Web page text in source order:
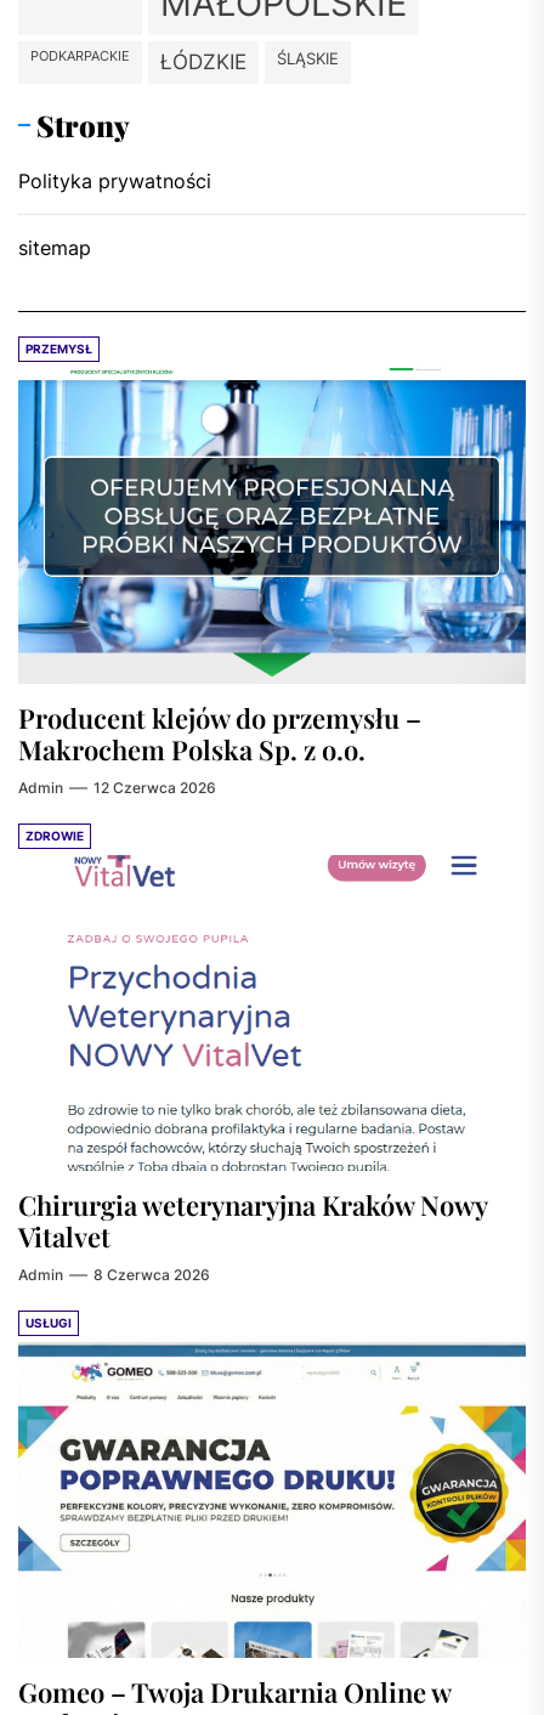
PODKARPACKIE ŁÓDZKIE ŚLĄSKIE
Strony
Polityka prywatności
sitemap
PRZEMYSŁ
Producent klejów do przemysłu –
Makrochem Polska Sp. z o.o.
Admin 12 Czerwca 2026
ZDROWIE
Chirurgia weterynaryjna Kraków Nowy
Vitalvet
Admin 8 Czerwca 2026
USŁUGI
Gomeo – Twoja Drukarnia Online w